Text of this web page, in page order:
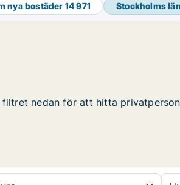
nya bostäder 14 971 Stockholms län
nedan för att hitta